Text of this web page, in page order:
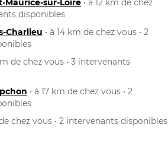
Maurice-sur-Loire • à 12 km de chez
disponibles
Charlieu • à 14 km de chez vous • 2
de chez vous • 3 intervenants
• à 17 km de chez vous • 2
chez vous • 2 intervenants disponibles